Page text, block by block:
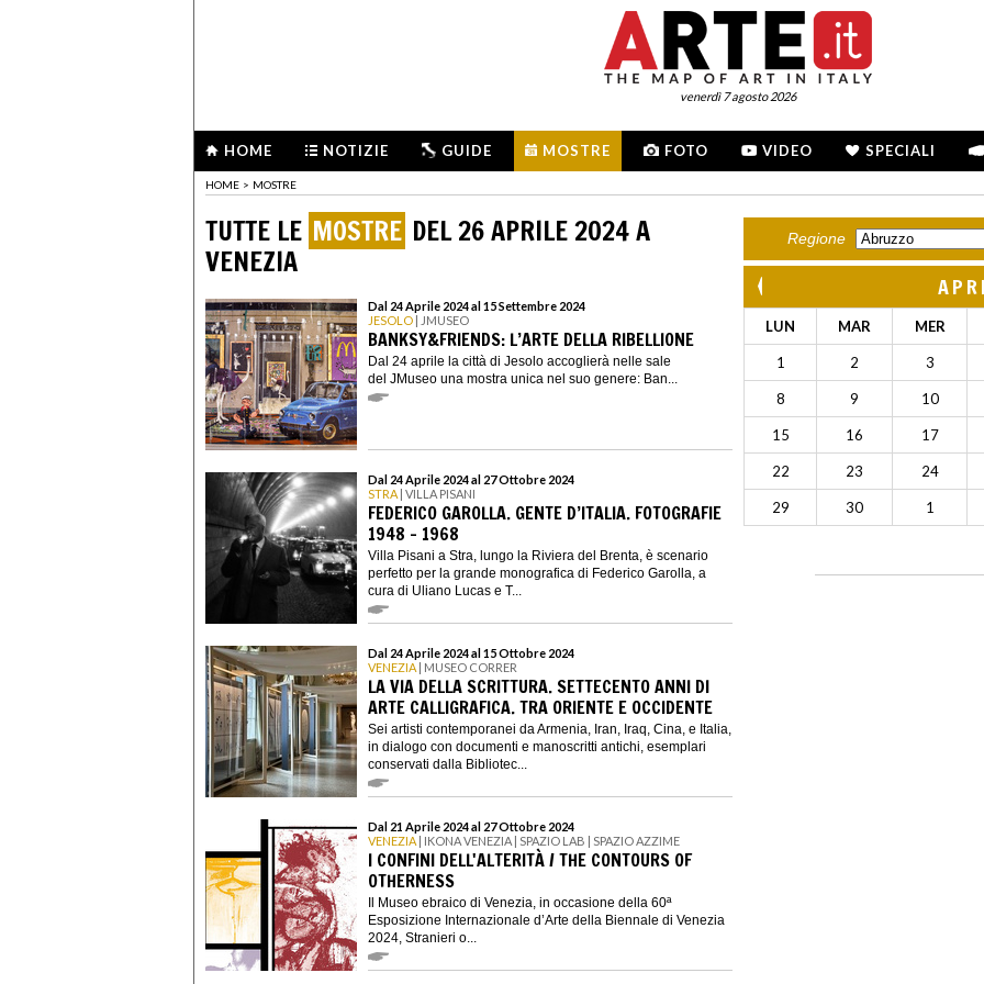
venerdì 7 agosto 2026
HOME NOTIZIE GUIDE MOSTRE FOTO VIDEO SPECIALI
HOME > MOSTRE
TUTTE LE MOSTRE DEL 26 APRILE 2024 A
VENEZIA
Dal 24 Aprile 2024 al 15 Settembre 2024
JESOLO | JMUSEO
BANKSY&FRIENDS: L’ARTE DELLA RIBELLIONE
Dal 24 aprile la città di Jesolo accoglierà nelle sale
del JMuseo una mostra unica nel suo genere: Ban...
Dal 24 Aprile 2024 al 27 Ottobre 2024
STRA | VILLA PISANI
FEDERICO GAROLLA. GENTE D’ITALIA. FOTOGRAFIE
1948 – 1968
Villa Pisani a Stra, lungo la Riviera del Brenta, è scenario
perfetto per la grande monografica di Federico Garolla, a
cura di Uliano Lucas e T...
Dal 24 Aprile 2024 al 15 Ottobre 2024
VENEZIA | MUSEO CORRER
LA VIA DELLA SCRITTURA. SETTECENTO ANNI DI
ARTE CALLIGRAFICA. TRA ORIENTE E OCCIDENTE
Sei artisti contemporanei da Armenia, Iran, Iraq, Cina, e Italia,
in dialogo con documenti e manoscritti antichi, esemplari
conservati dalla Bibliotec...
Dal 21 Aprile 2024 al 27 Ottobre 2024
VENEZIA | IKONA VENEZIA | SPAZIO LAB | SPAZIO AZZIME
I CONFINI DELL'ALTERITÀ / THE CONTOURS OF
OTHERNESS
Il Museo ebraico di Venezia, in occasione della 60ª
Esposizione Internazionale d’Arte della Biennale di Venezia
2024, Stranieri o...
Regione
LUN MAR MER
1 2 3
8 9 10
15 16 17
22 23 24
29 30 1